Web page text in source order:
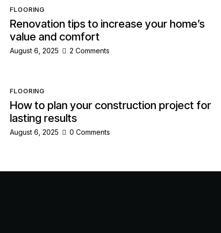
FLOORING
Renovation tips to increase your home’s
value and comfort
August 6, 2025 2 Comments
FLOORING
How to plan your construction project for
lasting results
August 6, 2025 0 Comments